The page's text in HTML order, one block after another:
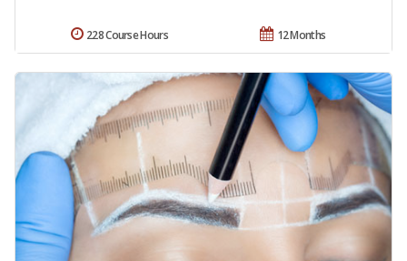
12 Months
228 Course Hours